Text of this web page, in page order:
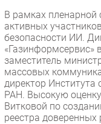
В рамках пленарной
активных
безопасности ИИ.
«Газинформсервис»
заместитель
массовых
директор
РАН. Высокую
Витковой по
реестра доверенных